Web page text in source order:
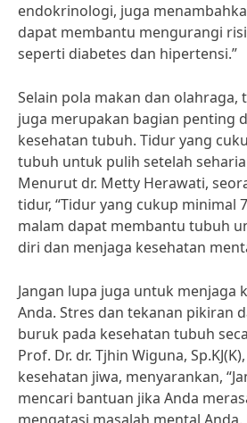
endokrinologi, juga
dapat membantu mengurangi
seperti diabetes dan hipertensi.”
Selain pola makan dan olahraga,
juga merupakan bagian penting
kesehatan tubuh. Tidur yang
tubuh untuk pulih setelah
Menurut dr. Metty Herawati,
tidur, “Tidur yang cukup minimal
malam dapat membantu tubuh
diri dan menjaga kesehatan
Jangan lupa juga untuk menjaga
Anda. Stres dan tekanan pikiran
buruk pada kesehatan tubuh
Prof. Dr. dr. Tjhin Wiguna,
kesehatan jiwa, menyarankan,
mencari bantuan jika Anda